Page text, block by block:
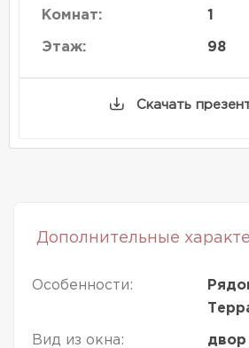
Комнат: 1
Этаж: 98
Скачать
Дополнительные
Особенности:
Вид из окна: двор